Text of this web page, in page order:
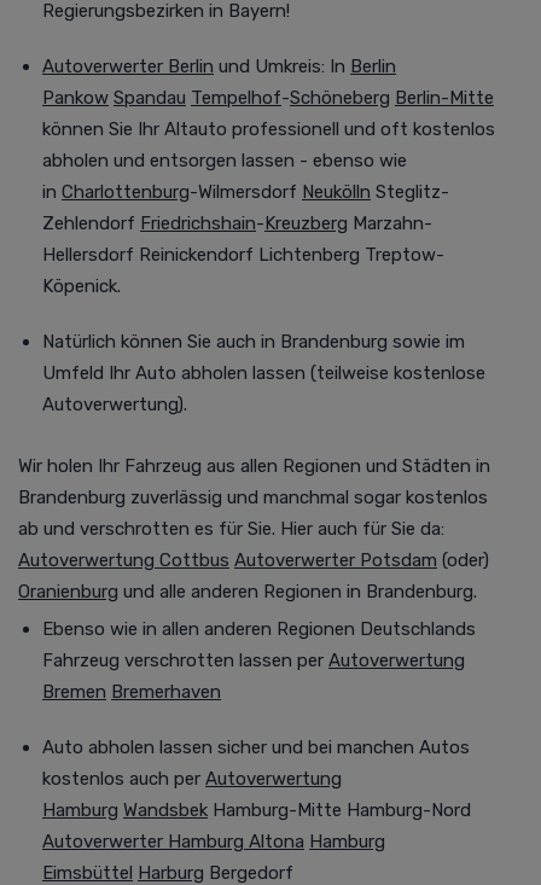
Regierungsbezirken in Bayern!
Autoverwerter Berlin und Umkreis: In Berlin
Pankow Spandau Tempelhof-Schöneberg Berlin-Mitte
können Sie Ihr Altauto professionell und oft kostenlos
abholen und entsorgen lassen - ebenso wie
in Charlottenburg-Wilmersdorf Neukölln Steglitz-
Zehlendorf Friedrichshain-Kreuzberg Marzahn-
Hellersdorf Reinickendorf Lichtenberg Treptow-
Köpenick.
Natürlich können Sie auch in Brandenburg sowie im
Umfeld Ihr Auto abholen lassen (teilweise kostenlose
Autoverwertung).
Wir holen Ihr Fahrzeug aus allen Regionen und Städten in
Brandenburg zuverlässig und manchmal sogar kostenlos
ab und verschrotten es für Sie. Hier auch für Sie da:
Autoverwertung Cottbus Autoverwerter Potsdam (oder)
Oranienburg und alle anderen Regionen in Brandenburg.
Ebenso wie in allen anderen Regionen Deutschlands
Fahrzeug verschrotten lassen per Autoverwertung
Bremen Bremerhaven
Auto abholen lassen sicher und bei manchen Autos
kostenlos auch per Autoverwertung
Hamburg Wandsbek Hamburg-Mitte Hamburg-Nord
Autoverwerter Hamburg Altona Hamburg
Eimsbüttel Harburg Bergedorf